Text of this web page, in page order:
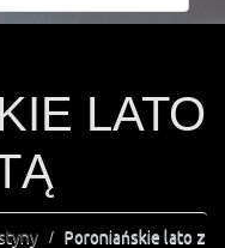
LATO
Poroniańskie lato z